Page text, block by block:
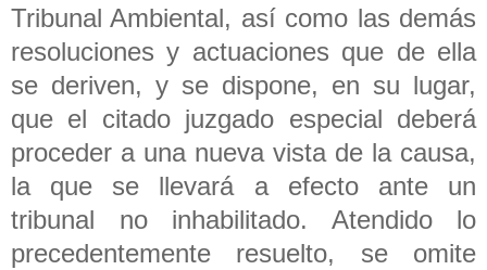
Tribunal Ambiental, así como las demás
resoluciones y actuaciones que de ella
se deriven, y se dispone, en su lugar,
que el citado juzgado especial deberá
proceder a una nueva vista de la causa,
la que se llevará a efecto ante un
tribunal no inhabilitado. Atendido lo
precedentemente resuelto, se omite